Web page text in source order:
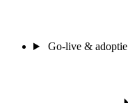
Go-live & adoptie